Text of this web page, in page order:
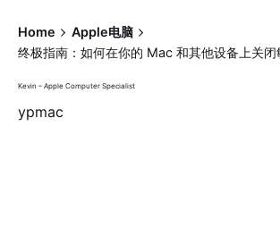
Home
Apple电脑
终极指南：如何在你的 Mac 和其他设备上关闭
Kevin – Apple Computer Specialist
ypmac